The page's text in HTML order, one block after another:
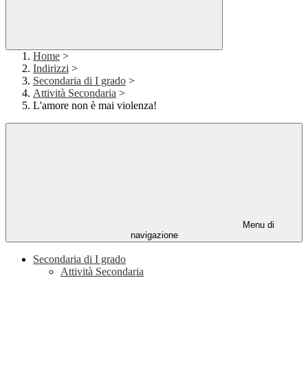
Home >
Indirizzi >
Secondaria di I grado >
Attività Secondaria >
L'amore non è mai violenza!
Menu di
navigazione
Secondaria di I grado
Attività Secondaria